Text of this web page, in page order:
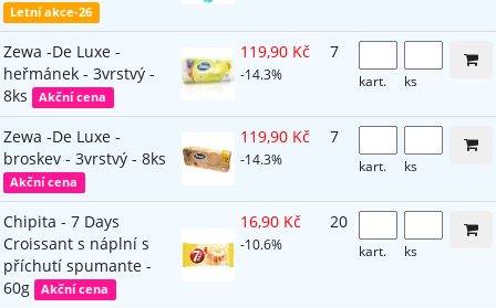
Letní akce-26
Zewa -De Luxe -
heřmánek - 3vrstvý -
8ks
Akční cena
119,90 Kč
-14.3%
7
kart. ks
Zewa -De Luxe -
broskev - 3vrstvý - 8ks
Akční cena
119,90 Kč
-14.3%
7
kart. ks
Chipita - 7 Days
Croissant s náplní s
příchutí spumante -
60g
Akční cena
16,90 Kč
-10.6%
20
kart. ks